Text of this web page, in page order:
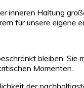
inneren Haltung
für unsere eigene
bleiben.
Momenten.
der